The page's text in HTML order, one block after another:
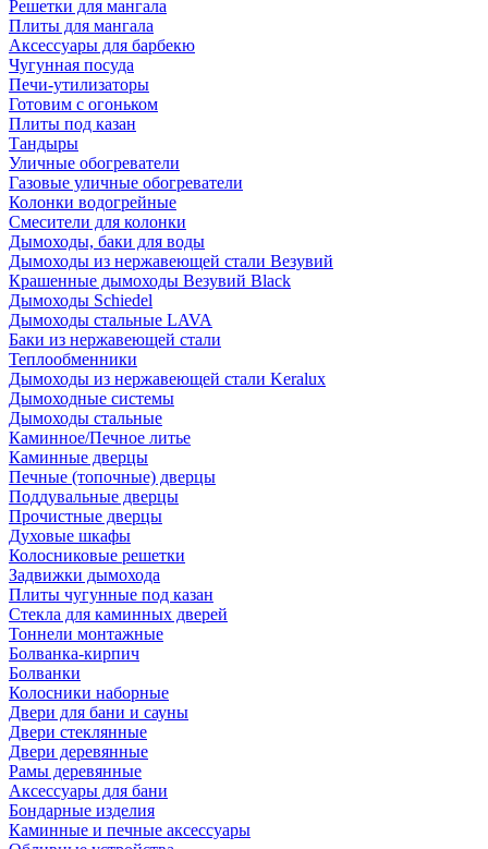
Решетки для мангала
Плиты для мангала
Аксессуары для барбекю
Чугунная посуда
Печи-утилизаторы
Готовим с огоньком
Плиты под казан
Тандыры
Уличные обогреватели
Газовые уличные обогреватели
Колонки водогрейные
Смесители для колонки
Дымоходы, баки для воды
Дымоходы из нержавеющей стали Везувий
Крашенные дымоходы Везувий Black
Дымоходы Schiedel
Дымоходы стальные LAVA
Баки из нержавеющей стали
Теплообменники
Дымоходы из нержавеющей стали Keralux
Дымоходные системы
Дымоходы стальные
Каминное/Печное литье
Каминные дверцы
Печные (топочные) дверцы
Поддувальные дверцы
Прочистные дверцы
Духовые шкафы
Колосниковые решетки
Задвижки дымохода
Плиты чугунные под казан
Стекла для каминных дверей
Тоннели монтажные
Болванка-кирпич
Болванки
Колосники наборные
Двери для бани и сауны
Двери стеклянные
Двери деревянные
Рамы деревянные
Аксессуары для бани
Бондарные изделия
Каминные и печные аксессуары